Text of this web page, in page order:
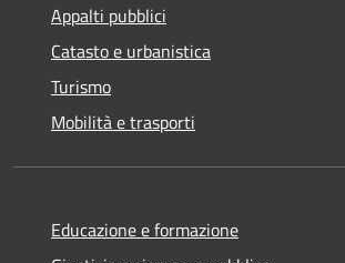
Appalti pubblici
Catasto e urbanistica
Turismo
Mobilità e trasporti
Educazione e formazione